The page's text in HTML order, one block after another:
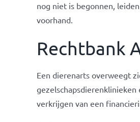
nog niet is begonnen,
voorhand.
Rechtbank
Een dierenarts overweegt
verkrijgen van een